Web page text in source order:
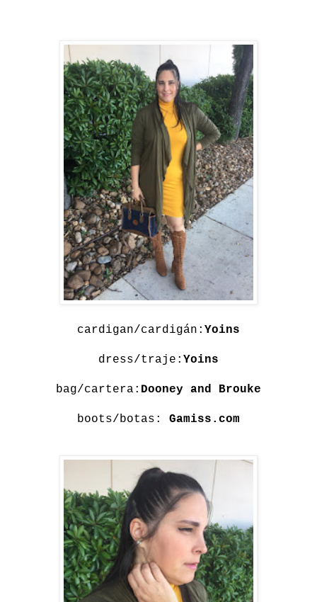
cardigan/cardigán: Yoins
dress/traje: Yoins
bag/cartera: Dooney and Brouke
boots/botas: Gamiss.com